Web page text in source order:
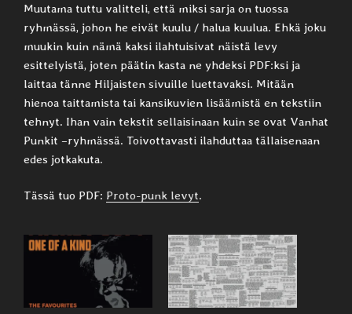
Muutama tuttu valitteli, että miksi sarja on tuossa
ryhmässä, johon he eivät kuulu / halua kuulua. Ehkä joku
muukin kuin nämä kaksi ilahtuisivat näistä levy
esittelyistä, joten päätin kasta ne yhdeksi PDF:ksi ja
laittaa tänne Hiljaisten sivuille luettavaksi. Mitään
hienoa taittamista tai kansikuvien lisäämistä en tekstiin
tehnyt. Ihan vain tekstit sellaisinaan kuin se ovat Vanhat
Punkit –ryhmässä. Toivottavasti ilahduttaa tällaisenaan
edes jotkakuta.
Tässä tuo PDF: Proto-punk levyt.